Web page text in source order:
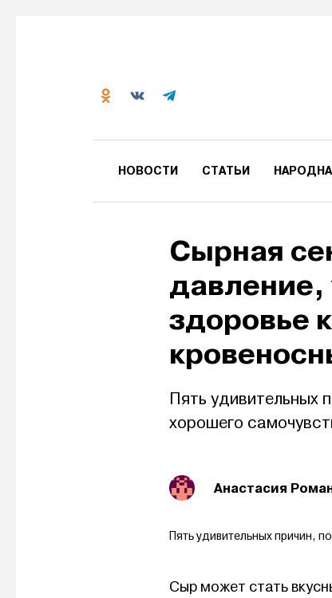
НОВОСТИ СТАТЬИ
Сырная
давление,
здоровье
Пять удивительных
хорошего
Анастасия
Пять удивительных причин,
Сыр может стать